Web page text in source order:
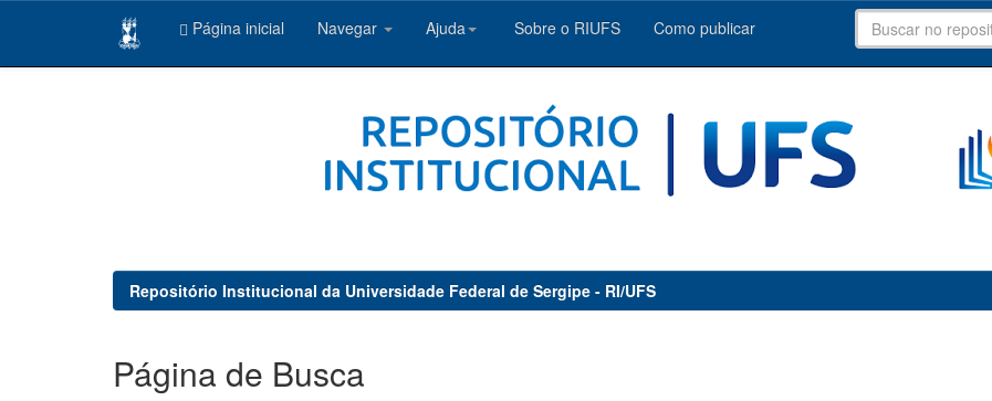
Página inicial Navegar Ajuda Sobre o RIUFS Como publicar
Repositório Institucional da Universidade Federal de Sergipe - RI/UFS
Página de Busca